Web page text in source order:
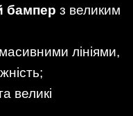
бампер з великим
лініями,
великі